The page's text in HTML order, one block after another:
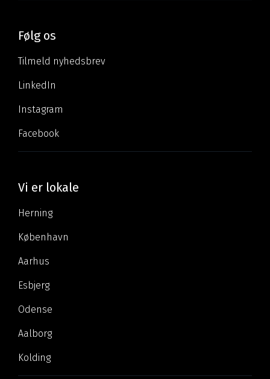
Følg os
Tilmeld nyhedsbrev
LinkedIn
Instagram
Facebook
Vi er lokale
Herning
København
Aarhus
Esbjerg
Odense
Aalborg
Kolding